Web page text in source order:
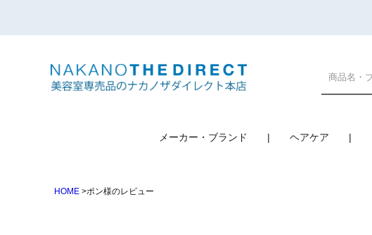
メーカー・ブランド ヘアケア
HOME ポン様のレビュー